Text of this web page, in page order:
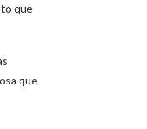
que
que